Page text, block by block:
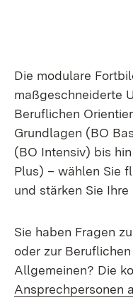
Die modulare
maßgeschneiderte
Beruflichen
Grundlagen (BO
(BO Intensiv) bis
Plus) – wählen Sie
und stärken Sie
Sie haben Fragen
oder zur
Allgemeinen? Die
Ansprechpersonen